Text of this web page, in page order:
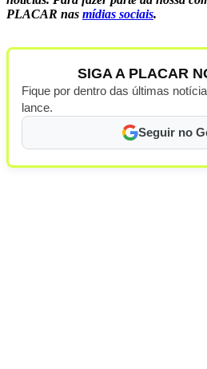
PLACAR nas mídias sociais.
SIGA A PLACAR
Fique por dentro das últimas
lance.
Seguir no